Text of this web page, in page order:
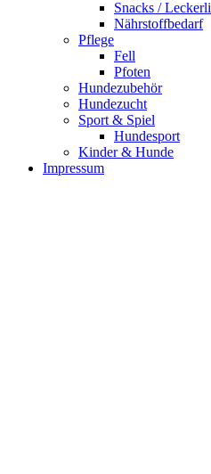
Snacks / Leckerli
Nährstoffbedarf
Pflege
Fell
Pfoten
Hundezubehör
Hundezucht
Sport & Spiel
Hundesport
Kinder & Hunde
Impressum